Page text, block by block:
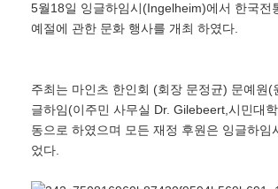
5월18일 잉글하임시(Ingelheim)에서 한국전
예절에 관한 문화 행사를 개최 하였다.
주최는 마인츠 한인회 (회장 문정균) 문예원(
글하임(이주민 사무실 Dr. Gilebeert,시민대
동으로 하였으며 모든 재정 후원은 잉글하임
었다.